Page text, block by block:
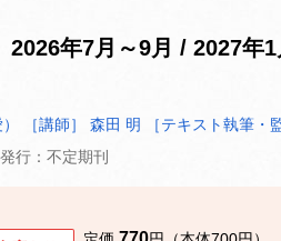
年7月～9月 / 2027年1
［講師］ 森田 明 ［テキスト執筆・
発行：不定期刊